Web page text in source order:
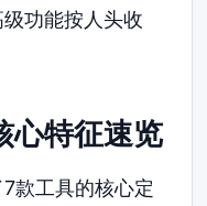
功能按人头收
心特征速览
款工具的核心定